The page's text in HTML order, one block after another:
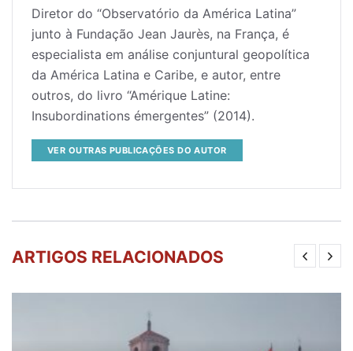
Diretor do “Observatório da América Latina”
junto à Fundação Jean Jaurès, na França, é
especialista em análise conjuntural geopolítica
da América Latina e Caribe, e autor, entre
outros, do livro “Amérique Latine:
Insubordinations émergentes” (2014).
VER OUTRAS PUBLICAÇÕES DO AUTOR
ARTIGOS RELACIONADOS